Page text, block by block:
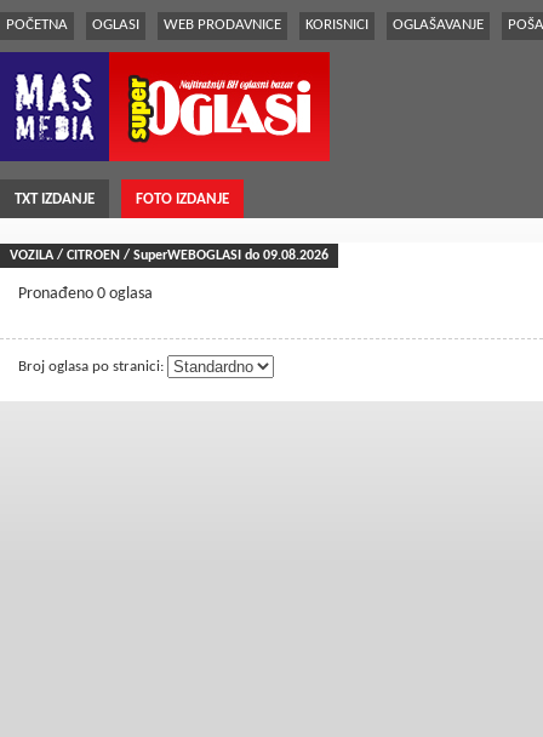
POČETNA OGLASI WEB PRODAVNICE KORISNICI OGLAŠAVANJE
TXT IZDANJE FOTO IZDANJE
VOZILA / CITROEN / SuperWEBOGLASI do 09.08.2026
Pronađeno 0 oglasa
Broj oglasa po stranici: